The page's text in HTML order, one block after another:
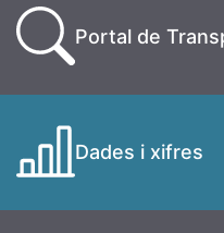
Portal de
Dades i xifres